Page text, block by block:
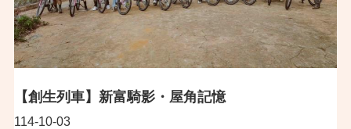
【創生列車】新富騎影・屋角記憶
114-10-03